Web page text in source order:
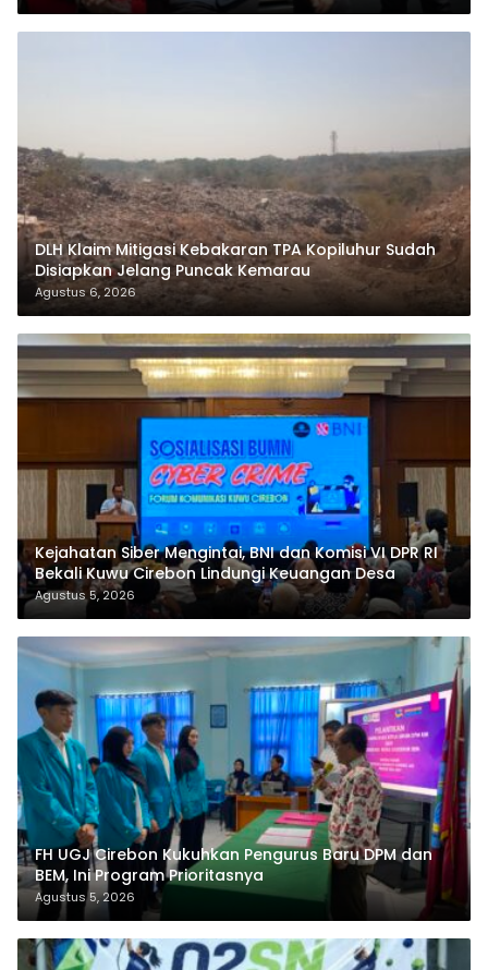
DLH Klaim Mitigasi Kebakaran TPA Kopiluhur Sudah
Disiapkan Jelang Puncak Kemarau
Agustus 6, 2026
Kejahatan Siber Mengintai, BNI dan Komisi VI DPR RI
Bekali Kuwu Cirebon Lindungi Keuangan Desa
Agustus 5, 2026
FH UGJ Cirebon Kukuhkan Pengurus Baru DPM dan
BEM, Ini Program Prioritasnya
Agustus 5, 2026